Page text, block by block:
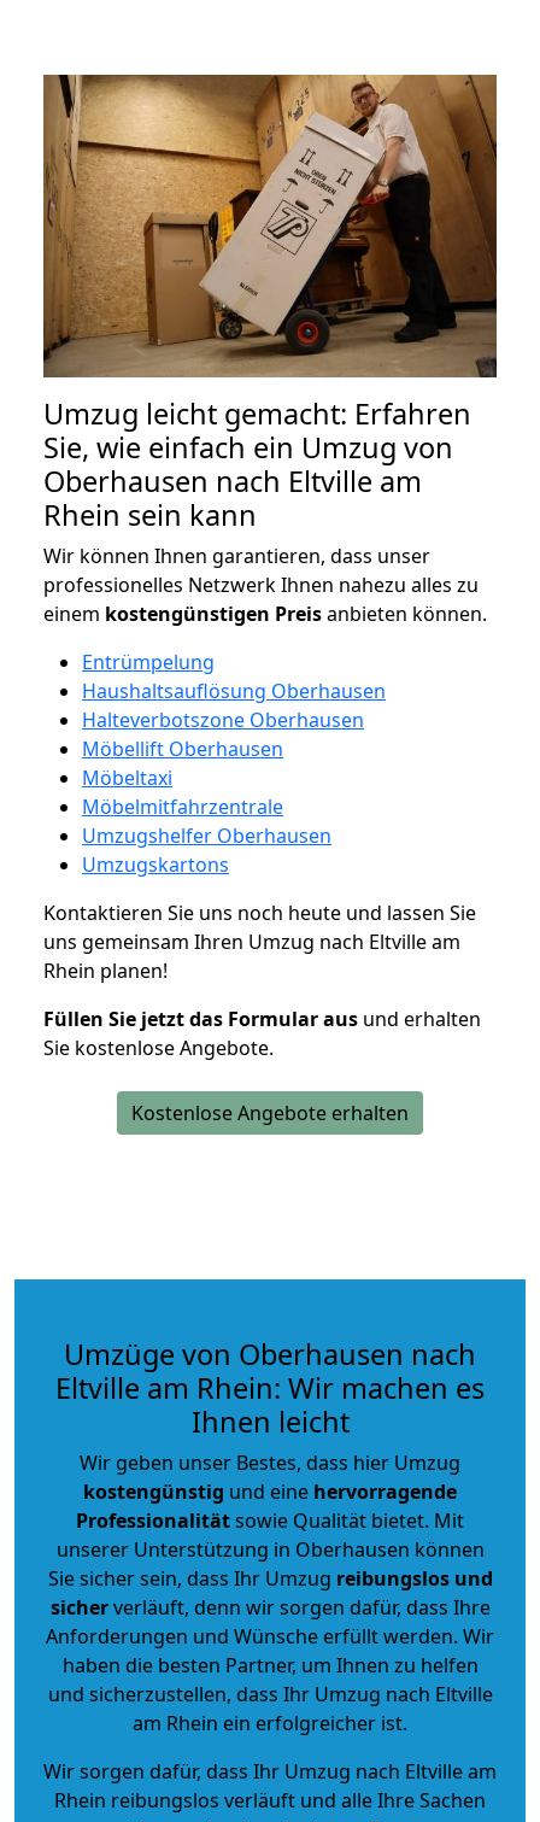
Umzug leicht gemacht: Erfahren
Sie, wie einfach ein Umzug von
Oberhausen nach Eltville am
Rhein sein kann
Wir können Ihnen garantieren, dass unser
professionelles Netzwerk Ihnen nahezu alles zu
einem kostengünstigen Preisanbieten können.
Entrümpelung
Haushaltsauflösung Oberhausen
Halteverbotszone Oberhausen
Möbellift Oberhausen
Möbeltaxi
Möbelmitfahrzentrale
Umzugshelfer Oberhausen
Umzugskartons
Kontaktieren Sie uns noch heute und lassen Sie
uns gemeinsam Ihren Umzug nach Eltville am
Rhein planen!
Füllen Sie jetzt das Formular aus und erhalten
Sie kostenlose Angebote.
Kostenlose Angebote erhalten
Umzüge von Oberhausen nach
Eltville am Rhein: Wir machen es
Ihnen leicht
Wir geben unser Bestes, dass hier Umzug
kostengünstig und eine hervorragende
Professionalitätsowie Qualität bietet. Mit
unserer Unterstützung in Oberhausen können
Sie sicher sein, dass Ihr Umzug reibungslos und
sicherverläuft, denn wir sorgen dafür, dass Ihre
Anforderungen und Wünsche erfüllt werden. Wir
haben die besten Partner, um Ihnen zu helfen
und sicherzustellen, dass Ihr Umzug nach Eltville
am Rhein ein erfolgreicher ist.
Wir sorgen dafür, dass Ihr Umzug nach Eltville am
Rhein reibungslos verläuft und alle Ihre Sachen